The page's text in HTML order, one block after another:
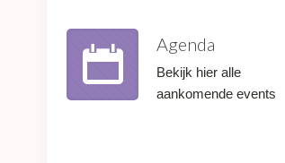
Agenda
Bekijk hier alle
aankomende events